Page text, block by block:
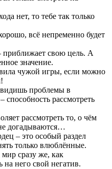
нет, то тебе так только
всё непременно будет
приближает свою цель. А
значение.
чужой игры, если можно
проблемы в
рассмотреть
рассмотреть то, о чём
догадываются…
– это особый раздел
только влюблённые.
сразу же, как
на него свой негатив.